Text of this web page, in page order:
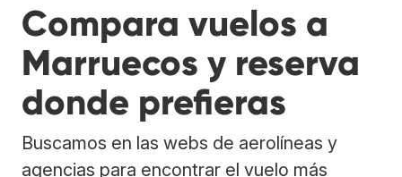
Compara vuelos a
Marruecos y reserva
donde prefieras
Buscamos en las webs de aerolíneas y
agencias para encontrar el vuelo más